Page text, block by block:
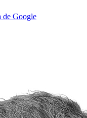
de Google